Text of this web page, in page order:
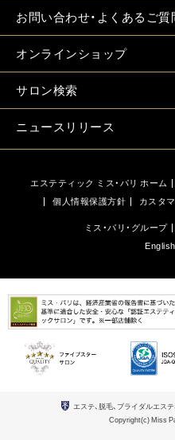
お問い合わせ・よくあるご質
オンラインショップ
サロン検索
ニュースリリース
エステティック ミス・パリ ホーム
個人情報保護方針
カスタ
ミス・パリ・グループ
English
エステ、脱毛、ブライダルエス
Copyright(c) Miss